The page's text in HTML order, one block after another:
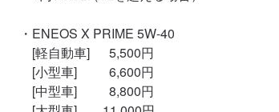
・ENEOS X PRIME 5W-40
[軽自動車]　  5,500円
[小型車]　　  6,600円
[中型車]　　  8,800円